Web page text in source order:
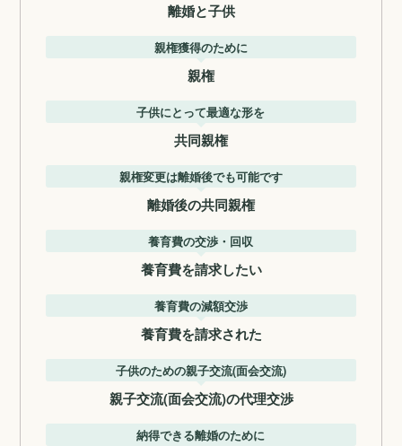
離婚と子供
親権獲得のために
親権
子供にとって最適な形を
共同親権
親権変更は離婚後でも可能です
離婚後の共同親権
養育費の交渉・回収
養育費を請求したい
養育費の減額交渉
養育費を請求された
子供のための親子交流(面会交流)
親子交流(面会交流)の代理交渉
納得できる離婚のために